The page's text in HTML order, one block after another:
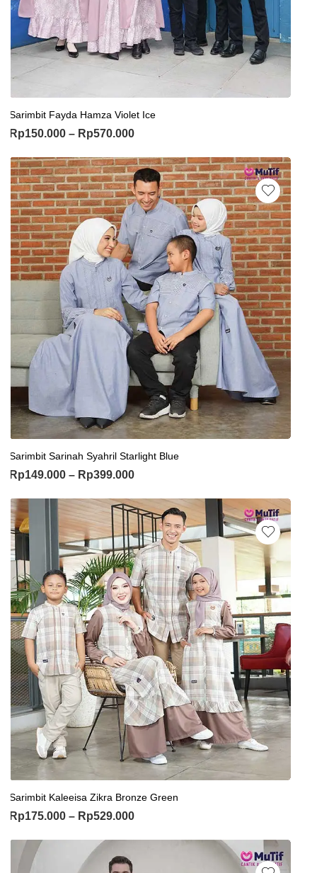
Sarimbit Fayda Hamza Violet Ice
Rp150.000 – Rp570.000
Sarimbit Sarinah Syahril Starlight Blue
Rp149.000 – Rp399.000
Sarimbit Kaleeisa Zikra Bronze Green
Rp175.000 – Rp529.000